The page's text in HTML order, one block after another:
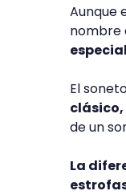
Aunque
nombre
El
clásico,
de un
La